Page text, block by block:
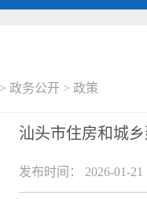
> 政务公开 > 政策
汕头市住房和城
发布时间： 2026-01-21